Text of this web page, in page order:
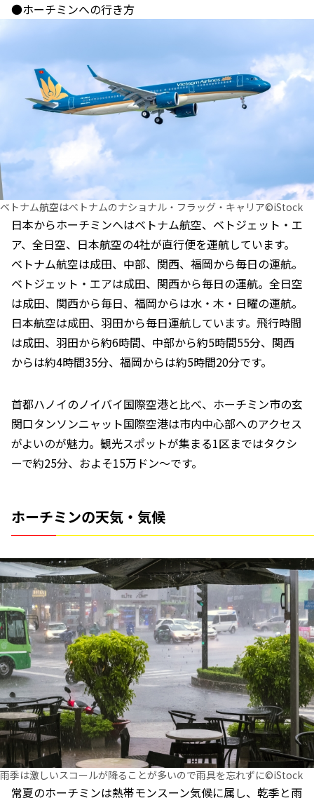
●ホーチミンへの行き方
ベトナム航空はベトナムのナショナル・フラッグ・キャリア©iStock
日本からホーチミンへはベトナム航空、ベトジェット・エ
ア、全日空、日本航空の4社が直行便を運航しています。
ベトナム航空は成田、中部、関西、福岡から毎日の運航。
ベトジェット・エアは成田、関西から毎日の運航。全日空
は成田、関西から毎日、福岡からは水・木・日曜の運航。
日本航空は成田、羽田から毎日運航しています。飛行時間
は成田、羽田から約6時間、中部から約5時間55分、関西
からは約4時間35分、福岡からは約5時間20分です。
首都ハノイのノイバイ国際空港と比べ、ホーチミン市の玄
関口タンソンニャット国際空港は市内中心部へのアクセス
がよいのが魅力。観光スポットが集まる1区まではタクシ
ーで約25分、およそ15万ドン～です。
ホーチミンの天気・気候
雨季は激しいスコールが降ることが多いので雨具を忘れずに©iStock
常夏のホーチミンは熱帯モンスーン気候に属し、乾季と雨